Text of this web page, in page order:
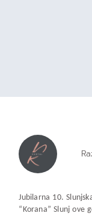
Jubilarna 10.
“Korana” Slunj ove